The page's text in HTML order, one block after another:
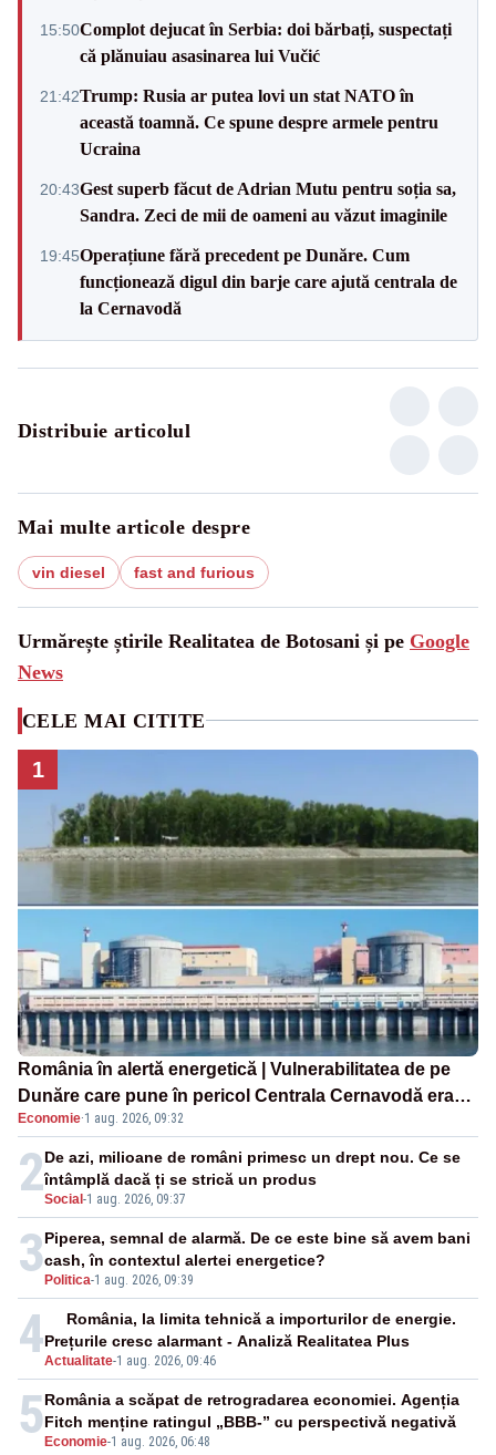
15:50Complot dejucat în Serbia: doi bărbați, suspectați
că plănuiau asasinarea lui Vučić
21:42Trump: Rusia ar putea lovi un stat NATO în
această toamnă. Ce spune despre armele pentru
Ucraina
20:43Gest superb făcut de Adrian Mutu pentru soția sa,
Sandra. Zeci de mii de oameni au văzut imaginile
19:45Operațiune fără precedent pe Dunăre. Cum
funcționează digul din barje care ajută centrala de
la Cernavodă
Distribuie articolul
Mai multe articole despre
vin diesel fast and furious
Urmărește știrile Realitatea de Botosani și pe Google
News
CELE MAI CITITE
1
România în alertă energetică | Vulnerabilitatea de pe
Dunăre care pune în pericol Centrala Cernavodă era
cunoscută de pe vremea lui Ceaușescu
Economie·1 aug. 2026, 09:32
2Social -1 aug. 2026, 09:37
De azi, milioane de români primesc un drept nou. Ce se
întâmplă dacă ți se strică un produs
3 Politica-1 aug. 2026, 09:39
Piperea, semnal de alarmă. De ce este bine să avem bani
cash, în contextul alertei energetice?
4Actualitate-1 aug. 2026, 09:46
România, la limita tehnică a importurilor de energie.
Prețurile cresc alarmant - Analiză Realitatea Plus
5 Economie-1 aug. 2026, 06:48
România a scăpat de retrogradarea economiei. Agenția
Fitch menține ratingul „BBB-” cu perspectivă negativă